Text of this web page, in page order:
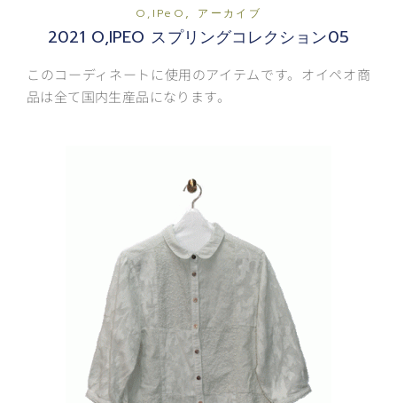
O,iPeO , アーカイブ
2021 O,IPEO スプリングコレクション05
このコーディネートに使用のアイテムです。オイペオ商
品は全て国内生産品になります。